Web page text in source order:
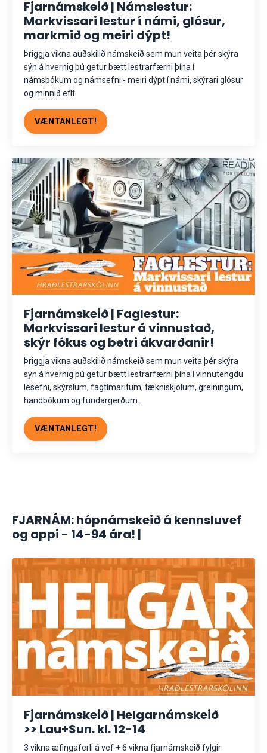
Fjarnámskeið | Námslestur:
Markvissari lestur í námi, glósur,
markmið og meiri dýpt!
Þriggja vikna auðskilið námskeið sem mun veita þér skýra
sýn á hvernig þú getur bætt lestrarfærni þína í
námsbókum og námsefni - meiri dýpt í námi, skýrari glósur
og minnið eflt
VÆNTANLEGT!
Fjarnámskeið | Faglestur:
Markvissari lestur á vinnustað,
skýr fókus og betri ákvarðanir!
Þriggja vikna auðskilið námskeið sem mun veita þér skýra
sýn á hvernig þú getur bætt lestrarfærni þína í vinnutengdu
lesefni, skýrslum, fagtímaritum, tækniskjölum, greiningum,
handbókum og fundargerðum.
VÆNTANLEGT!
FJARNÁM: hópnámskeið á kennsluvef
og appi - 14-94 ára! |
Fjarnámskeið | Helgarnámskeið
>> Lau+Sun. kl. 12-14
3 vikna æfingaferli á vef + 6 vikna fjarnámskeið fylgir